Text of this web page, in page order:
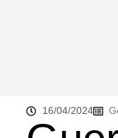
16/04/2024